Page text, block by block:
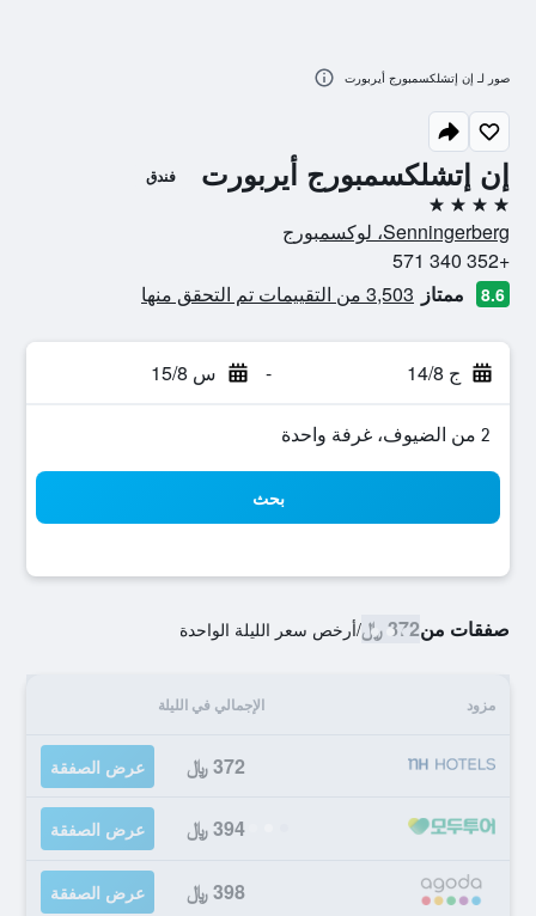
إن إتشلكسمبورج أيربورت فندق
4 نجوم
Senningerberg، لوكسمبورج
+352 340 571
8.6 ممتاز 3,503 من التقييمات تم التحقق منها
ج 14/8 - س 15/8
2 من الضيوف، غرفة واحدة
بحث
صفقات من372 ﷼ /أرخص سعر الليلة الواحدة
مزود الإجمالي في الليلة
372 ﷼ عرض الصفقة
394 ﷼ عرض الصفقة
398 ﷼ عرض الصفقة
صور لـ إن إتشلكسمبورج أيربورت